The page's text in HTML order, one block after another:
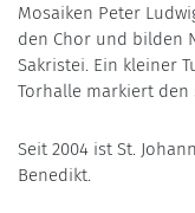
Mosaiken Peter
den Chor und bilden
Sakristei. Ein kleiner
Torhalle markiert den
Seit 2004 ist St.
Benedikt.